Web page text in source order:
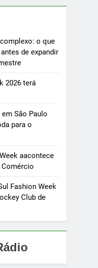
o que
de expandir
2026 terá
São Paulo
para o
aacontece
Fashion Week
Club de